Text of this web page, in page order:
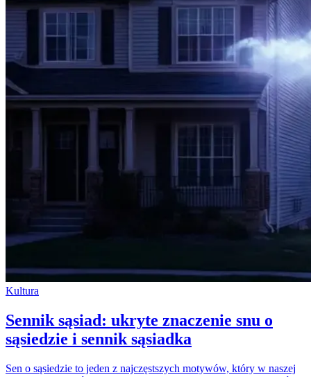
Kultura
Sennik sąsiad: ukryte znaczenie snu o
sąsiedzie i sennik sąsiadka
Sen o sąsiedzie to jeden z najczęstszych motywów, który w naszej